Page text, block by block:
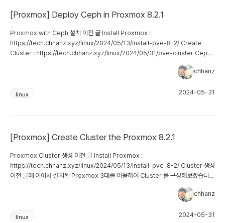
선택합니다. 위와 같이 Migrate 가 완료된 것을 볼...
[Proxmox] Deploy Ceph in Proxmox 8.2.1
Proxmox with Ceph 설치 이전 글 Install Proxmox :
https://tech.chhanz.xyz/linux/2024/05/13/install-pve-8-2/ Create
Cluster : https://tech.chhanz.xyz/linux/2024/05/31/pve-cluster Ceph
Cluster 배포 이전 글에 이어서 설치된 Proxmox 3대를 이용하여 Ceph Cluster
를 구성해보겠습니다. 테스트 구성도 테스트에 사용할 네트워크 정보 vmbr0 :
Cluster Network : 30.30.30.0/24 배포 PVE 관리 GUI > Datacenter >
chhanz
linux 2024-05-31
[Proxmox] Create Cluster the Proxmox 8.2.1
Proxmox Cluster 생성 이전 글 Install Proxmox :
https://tech.chhanz.xyz/linux/2024/05/13/install-pve-8-2/ Cluster 생성
이전 글에 이어서 설치된 Proxmox 3대를 이용하여 Cluster 를 구성해보겠습니
다. 테스트 구성도 테스트에 사용할 네트워크 정보 vmbr0 : VM Network
Cluster 및 CEPH Public Network : 20.20.20.0/24 PVE 관리 GUI >
Network 을 입력합니다. Cluster 생성을 수행하면 위와 같이 TASK 가 완료되
chhanz
linux 2024-05-31